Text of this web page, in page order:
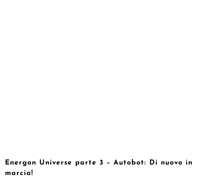
Energon Universe parte 3 – Autobot: Di nuovo in
marcia!